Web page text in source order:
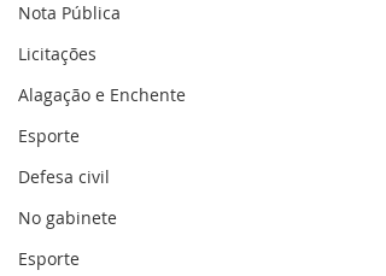
Nota Pública
Licitações
Alagação e Enchente
Esporte
Defesa civil
No gabinete
Esporte